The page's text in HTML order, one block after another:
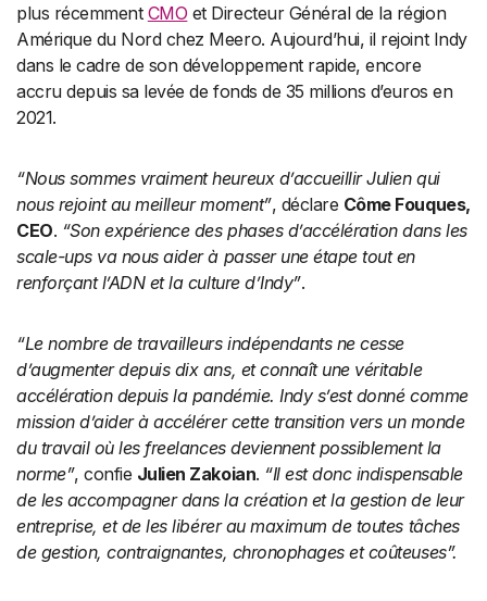
plus récemment CMO et Directeur Général de la région
Amérique du Nord chez Meero. Aujourd’hui, il rejoint Indy
dans le cadre de son développement rapide, encore
accru depuis sa levée de fonds de 35 millions d’euros en
2021.
“Nous sommes vraiment heureux d’accueillir Julien qui
nous rejoint au meilleur moment”, déclare Côme Fouques,
CEO. “Son expérience des phases d’accélération dans les
scale-ups va nous aider à passer une étape tout en
renforçant l’ADN et la culture d’Indy”.
“Le nombre de travailleurs indépendants ne cesse
d’augmenter depuis dix ans, et connaît une véritable
accélération depuis la pandémie. Indy s’est donné comme
mission d’aider à accélérer cette transition vers un monde
du travail où les freelances deviennent possiblement la
norme”, confie Julien Zakoian. “Il est donc indispensable
de les accompagner dans la création et la gestion de leur
entreprise, et de les libérer au maximum de toutes tâches
de gestion, contraignantes, chronophages et coûteuses”.